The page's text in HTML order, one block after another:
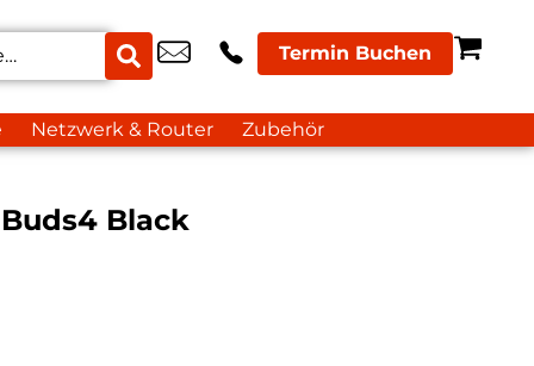
Termin Buchen
Netzwerk & Router Zubehör
Black